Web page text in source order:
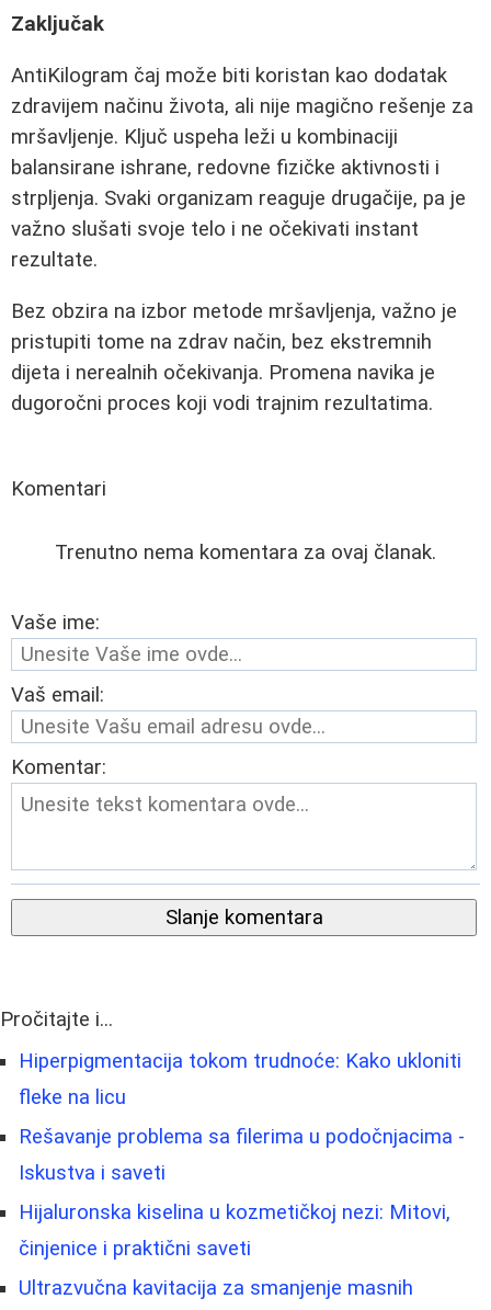
Zaključak
AntiKilogram čaj može biti koristan kao dodatak
zdravijem načinu života, ali nije magično rešenje za
mršavljenje. Ključ uspeha leži u kombinaciji
balansirane ishrane, redovne fizičke aktivnosti i
strpljenja. Svaki organizam reaguje drugačije, pa je
važno slušati svoje telo i ne očekivati instant
rezultate.
Bez obzira na izbor metode mršavljenja, važno je
pristupiti tome na zdrav način, bez ekstremnih
dijeta i nerealnih očekivanja. Promena navika je
dugoročni proces koji vodi trajnim rezultatima.
Komentari
Trenutno nema komentara za ovaj članak.
Vaše ime:
Vaš email:
Komentar:
Slanje komentara
Pročitajte i...
Hiperpigmentacija tokom trudnoće: Kako ukloniti
fleke na licu
Rešavanje problema sa filerima u podočnjacima -
Iskustva i saveti
Hijaluronska kiselina u kozmetičkoj nezi: Mitovi,
činjenice i praktični saveti
Ultrazvučna kavitacija za smanjenje masnih